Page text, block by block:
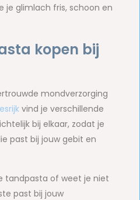
je glimlach fris, schoon en
kopen bij
mondverzorging
vind je verschillende
bij elkaar, zodat je
past bij jouw gebit en
tandpasta of weet je niet
past bij jouw